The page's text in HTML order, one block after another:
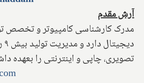
آرش مقدم
مدرک کارشناسی کامپیوتر و تخصص
تصویری، چاپی و اینترنتی را بعهده